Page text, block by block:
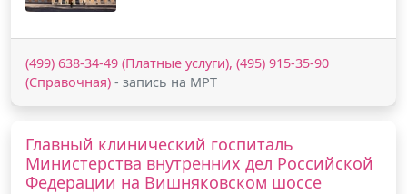
(499) 638-34-49 (Платные услуги), (495) 915-35-90
(Справочная) - запись на МРТ
Главный клинический госпиталь
Министерства внутренних дел Российской
Федерации на Вишняковском шоссе